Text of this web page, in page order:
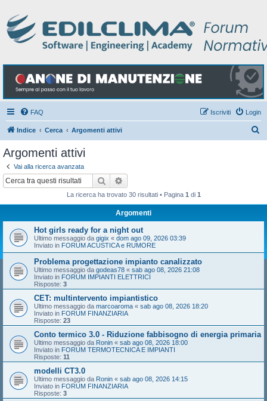
FAQ Login
Iscriviti
Indice Cerca Argomenti attivi
Argomenti attivi
Vai alla ricerca avanzata
Cerca
La ricerca ha trovato 30 risultati • Pagina 1 di 1
Argomenti
Hot girls ready for a night out
Ultimo messaggio da gigix « dom ago 09, 2026 03:39
Inviato in FORUM ACUSTICA e RUMORE
Problema progettazione impianto canalizzato
Ultimo messaggio da godeas78 « sab ago 08, 2026 21:08
Inviato in FORUM IMPIANTI ELETTRICI
Risposte: 3
CET: multintervento impiantistico
Ultimo messaggio da marcoaroma « sab ago 08, 2026 18:20
Inviato in FORUM FINANZIARIA
Risposte: 23
Conto termico 3.0 - Riduzione fabbisogno di energia primaria
Ultimo messaggio da Ronin « sab ago 08, 2026 18:00
Inviato in FORUM TERMOTECNICA E IMPIANTI
Risposte: 11
modelli CT3.0
Ultimo messaggio da Ronin « sab ago 08, 2026 14:15
Inviato in FORUM FINANZIARIA
Risposte: 3